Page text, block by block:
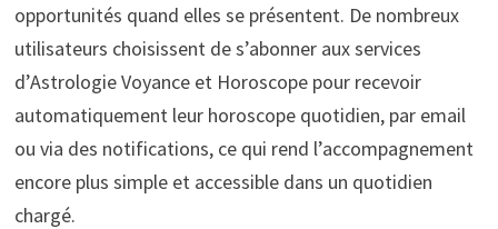
opportunités quand elles se présentent. De nombreux
utilisateurs choisissent de s’abonner aux services
d’Astrologie Voyance et Horoscope pour recevoir
automatiquement leur horoscope quotidien, par email
ou via des notifications, ce qui rend l’accompagnement
encore plus simple et accessible dans un quotidien
chargé.